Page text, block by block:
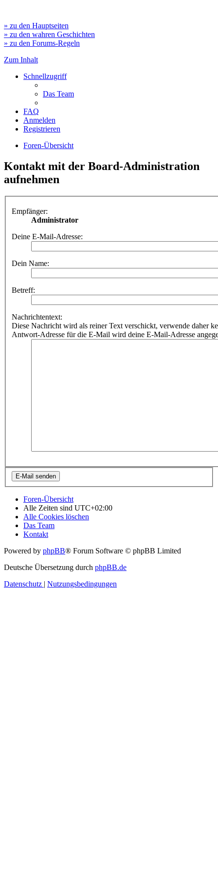
» zu den Hauptseiten
» zu den wahren Geschichten
» zu den Forums-Regeln
Zum Inhalt
Schnellzugriff
Das Team
FAQ
Anmelden
Registrieren
Foren-Übersicht
Kontakt mit der Board-Administration
aufnehmen
Empfänger:
Administrator
Deine E-Mail-Adresse:
Dein Name:
Betreff:
Nachrichtentext:
Diese Nachricht wird als reiner Text verschickt, verwende daher
Antwort-Adresse für die E-Mail wird deine E-Mail-Adresse
Foren-Übersicht
Alle Zeiten sind UTC+02:00
Alle Cookies löschen
Das Team
Kontakt
Powered by phpBB® Forum Software © phpBB Limited
Deutsche Übersetzung durch phpBB.de
Datenschutz | Nutzungsbedingungen